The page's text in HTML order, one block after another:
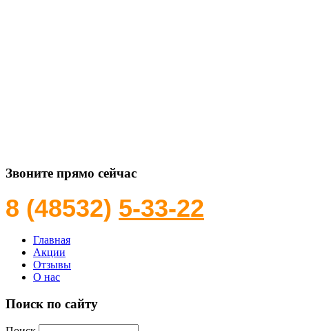
Звоните прямо сейчас
8 (48532) 5-33-22
Главная
Акции
Отзывы
О нас
Поиск по сайту